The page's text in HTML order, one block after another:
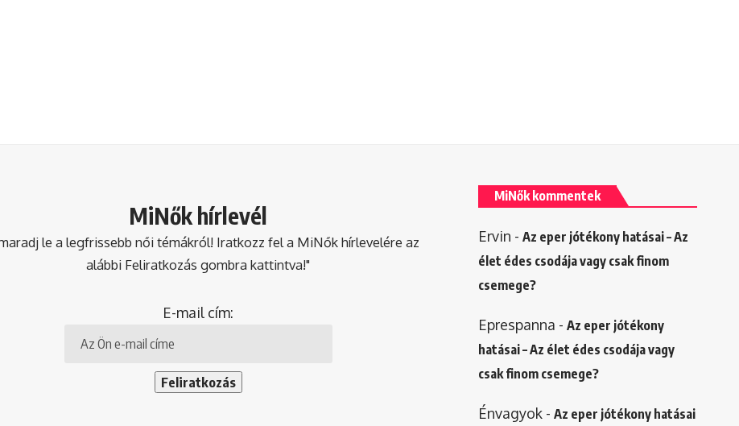
MiNők hírlevél
le a legfrissebb női témákról! Iratkozz fel a MiNők hírlevelére az
alábbi Feliratkozás gombra kattintva!"
E-mail cím:
MiNők kommentek
Ervin - Az eper jótékony hatásai – Az
élet édes csodája vagy csak finom
csemege?
Eprespanna - Az eper jótékony
hatásai – Az élet édes csodája vagy
csak finom csemege?
Énvagyok- Az eper jótékony hatásai